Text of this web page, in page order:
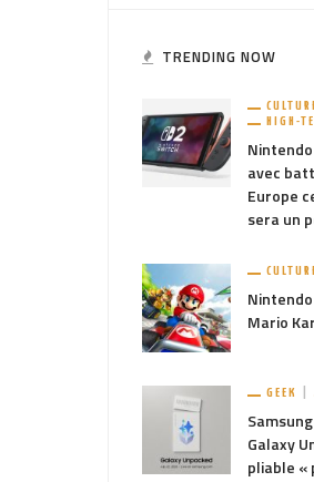
TRENDING NOW
HIGH-
avec
Europe
sera un
Mario
GEEK
Galaxy
pliable «